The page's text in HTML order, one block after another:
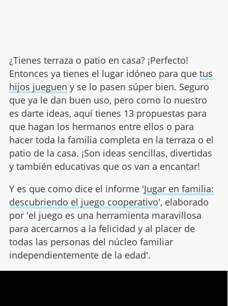
¿Tienes terraza o patio en casa? ¡Perfecto!
Entonces ya tienes el lugar idóneo para que tus
hijos jueguen y se lo pasen súper bien. Seguro
que ya le dan buen uso, pero como lo nuestro
es darte ideas, aquí tienes 13 propuestas para
que hagan los hermanos entre ellos o para
hacer toda la familia completa en la terraza o el
patio de la casa. ¡Son ideas sencillas, divertidas
y también educativas que os van a encantar!
Y es que como dice el informe 'Jugar en familia:
descubriendo el juego cooperativo', elaborado
por 'el juego es una herramienta maravillosa
para acercarnos a la felicidad y al placer de
todas las personas del núcleo familiar
independientemente de la edad'.